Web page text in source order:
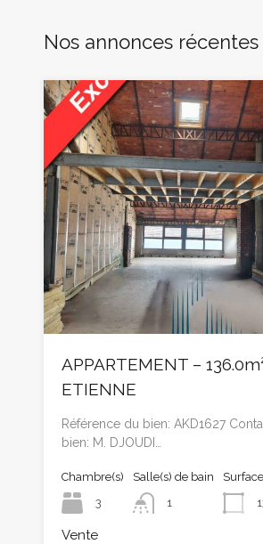
Nos annonces récentes
APPARTEMENT –
ETIENNE
Référence du bien: AKD1627
bien: M. DJOUDI…
Chambre(s)
3
Salle(s) de bain
1
Surface
Vente